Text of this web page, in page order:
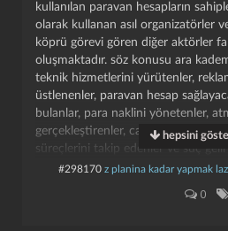
kullanılan paravan hesapların
olarak kullanan asıl organizatörler
köprü görevi gören diğer aktörler
oluşmaktadır. söz konusu ara
teknik hizmetlerini yürütenler,
üstlenenler, paravan hesap
bulanlar, para naklini yönetenler,
gerçekleştirenler, canlı destek
süreçlerini takip edenler ve suç
yer almaktadır. yasa dışı bahis
finansal enstrüman ve hizmetleri
hepsini
#298170 z planina kadar yapmak
0